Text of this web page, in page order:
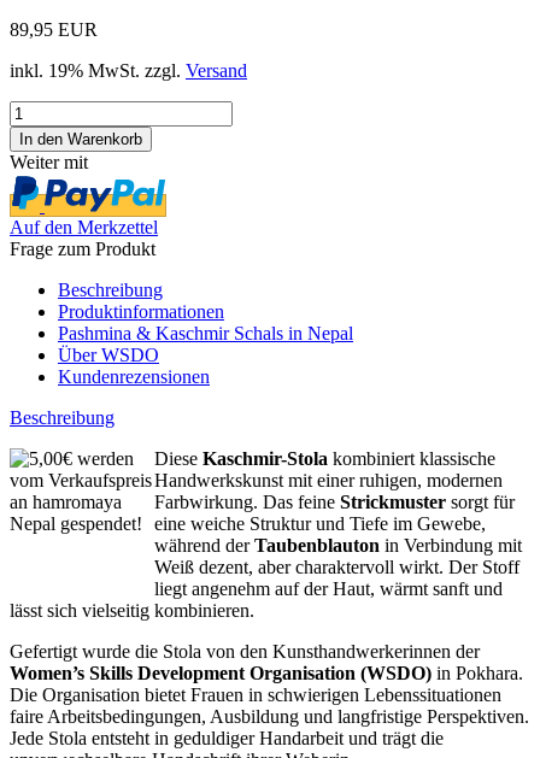
89,95 EUR
inkl. 19% MwSt. zzgl. Versand
Weiter mit
Auf den Merkzettel
Frage zum Produkt
Beschreibung
Produktinformationen
Pashmina & Kaschmir Schals in Nepal
Über WSDO
Kundenrezensionen
Beschreibung
Diese Kaschmir-Stola kombiniert klassische
Handwerkskunst mit einer ruhigen, modernen
Farbwirkung. Das feine Strickmuster sorgt für
eine weiche Struktur und Tiefe im Gewebe,
während derTaubenblauton in Verbindung mit
Weiß dezent, aber charaktervoll wirkt. Der Stoff
liegt angenehm auf der Haut, wärmt sanft und
lässt sich vielseitig kombinieren.
Gefertigt wurde die Stola von den Kunsthandwerkerinnen der
Women’s Skills Development Organisation (WSDO) in Pokhara.
Die Organisation bietet Frauen in schwierigen Lebenssituationen
faire Arbeitsbedingungen, Ausbildung und langfristige Perspektiven.
Jede Stola entsteht in geduldiger Handarbeit und trägt die